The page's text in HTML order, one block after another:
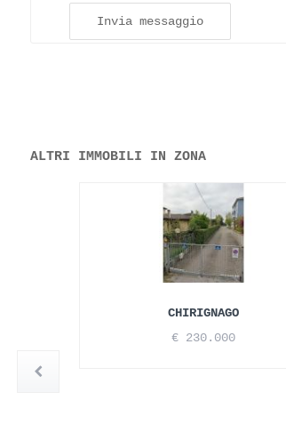
Invia messaggio
ALTRI IMMOBILI IN ZONA
CHIRIGNAGO
€ 230.000